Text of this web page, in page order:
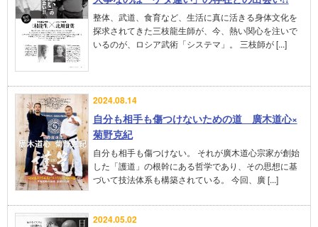
整体、武道、食育など、生活に真に活きる身体文化を
探求されてきた三枝龍生師が、今、熱い関心を注いで
いるのが、ロシア武術「システマ」。 三枝師が [...]
2024.08.14
自分も相手も傷つけないための道 廣木道心×
菊野克紀
自分も相手も傷つけない。 それが廣木道心宗家が創始
した「護道」の根幹にある哲学であり、その思想に基
づいて技法体系も構築されている。 今回、廣 [...]
2024.05.02